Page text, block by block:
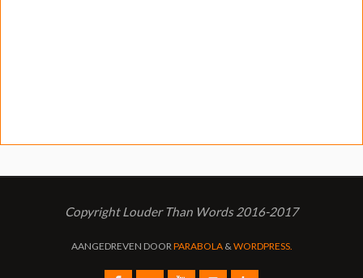
Copyright Louder Than Words 2016-2017
AANGEDREVEN DOORPARABOLA&WORDPRESS.